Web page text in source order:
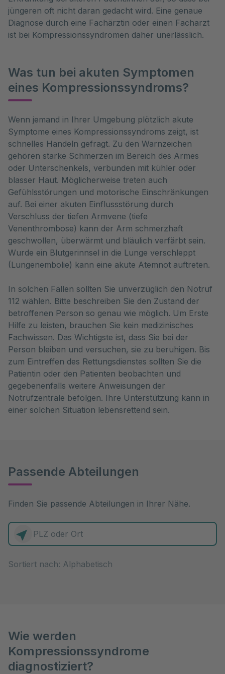
jüngeren oft nicht daran gedacht wird. Eine genaue
Diagnose durch eine Fachärztin oder einen Facharzt
ist bei Kompressionssyndromen daher unerlässlich.
Was tun bei akuten Symptomen
eines Kompressionssyndroms?
Wenn jemand in Ihrer Umgebung plötzlich akute
Symptome eines Kompressionssyndroms zeigt, ist
schnelles Handeln gefragt. Zu den Warnzeichen
gehören starke Schmerzen im Bereich des Armes
oder Unterschenkels, verbunden mit kühler oder
blasser Haut. Möglicherweise treten auch
Gefühlsstörungen und motorische Einschränkungen
auf. Bei einer akuten Einflussstörung durch
Verschluss der tiefen Armvene (tiefe
Venenthrombose) kann der Arm schmerzhaft
geschwollen, überwärmt und bläulich verfärbt sein.
Wurde ein Blutgerinnsel in die Lunge verschleppt
(Lungenembolie) kann eine akute Atemnot auftreten.
In solchen Fällen sollten Sie unverzüglich den Notruf
112 wählen. Bitte beschreiben Sie den Zustand der
betroffenen Person so genau wie möglich. Um Erste
Hilfe zu leisten, brauchen Sie kein medizinisches
Fachwissen. Das Wichtigste ist, dass Sie bei der
Person bleiben und versuchen, sie zu beruhigen. Bis
zum Eintreffen des Rettungsdienstes sollten Sie die
Patientin oder den Patienten beobachten und
gegebenenfalls weitere Anweisungen der
Notrufzentrale befolgen. Ihre Unterstützung kann in
einer solchen Situation lebensrettend sein.
Passende Abteilungen
Finden Sie passende Abteilungen in Ihrer Nähe.
Wie werden
Kompressionssyndrome
diagnostiziert?